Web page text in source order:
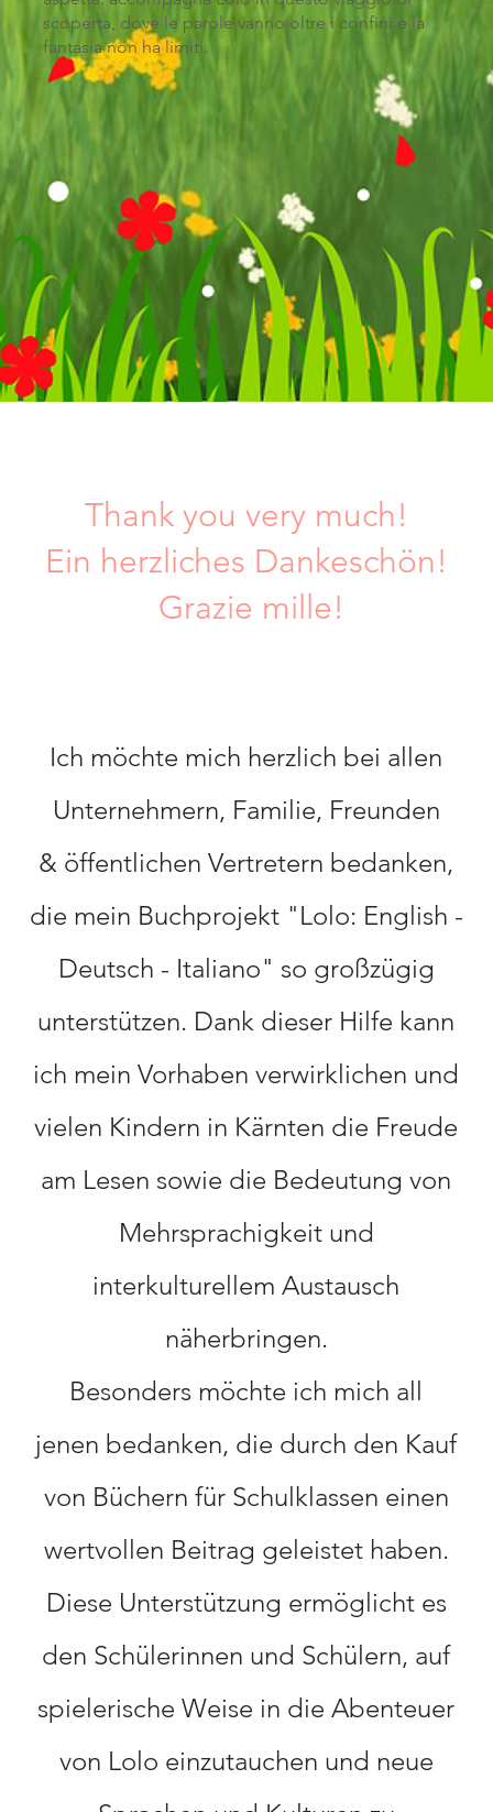
scoperta, dove le parole vanno oltre i confini e la
fantasia non ha limiti.
Thank you very much!
Ein herzliches Dankeschön!
Grazie mille!
Ich möchte mich herzlich bei allen
Unternehmern, Familie, Freunden
& öffentlichen Vertretern bedanken,
die mein Buchprojekt "Lolo: English -
Deutsch - Italiano" so großzügig
unterstützen. Dank dieser Hilfe kann
ich mein Vorhaben verwirklichen und
vielen Kindern in Kärnten die Freude
am Lesen sowie die Bedeutung von
Mehrsprachigkeit und
interkulturellem Austausch
näherbringen.
Besonders möchte ich mich all
jenen bedanken, die durch den Kauf
von Büchern für Schulklassen einen
wertvollen Beitrag geleistet haben.
Diese Unterstützung ermöglicht es
den Schülerinnen und Schülern, auf
spielerische Weise in die Abenteuer
von Lolo einzutauchen und neue